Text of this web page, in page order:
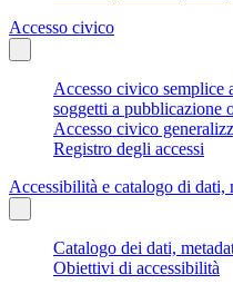
Accesso civico
Accesso civico semplice
soggetti a pubblicazione
Accesso civico
Registro degli accessi
Accessibilità e catalogo di dati,
Catalogo dei dati,
Obiettivi di accessibilità